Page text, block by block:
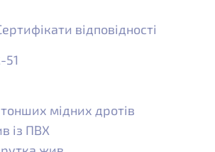
відповідності
51
мідних дротів
із ПВХ